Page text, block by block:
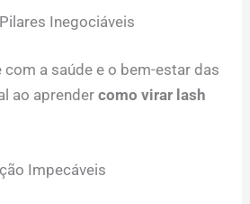
Inegociáveis
a saúde e o bem-estar das
ao aprendercomo virar lash
Impecáveis